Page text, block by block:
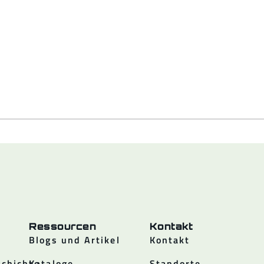
Ressourcen
Blogs und Artikel
Kontakt
Kontakt